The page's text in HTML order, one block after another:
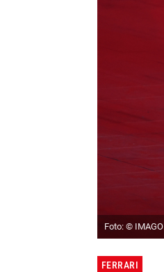
Foto: © IMAGO
FERRARI